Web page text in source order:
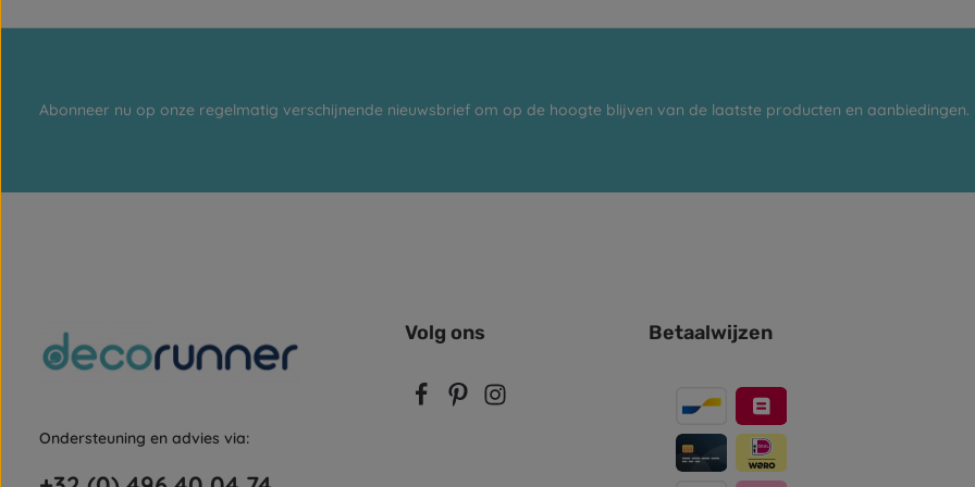
Abonneer nu op onze regelmatig verschijnende nieuwsbrief om op de hoogte blijven van de laatste producten en aanbiedingen.
Ondersteuning en advies via:
Volg ons Betaalwijzen